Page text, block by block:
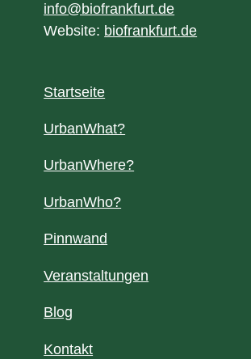
info@biofrankfurt.de
Website: biofrankfurt.de
Startseite
UrbanWhat?
UrbanWhere?
UrbanWho?
Pinnwand
Veranstaltungen
Blog
Kontakt